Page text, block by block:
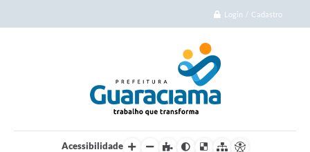
Login / Cadastro
Acessibilidade